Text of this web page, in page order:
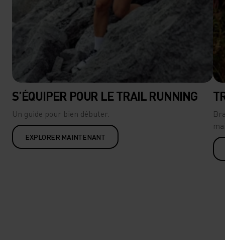
S’ÉQUIPER POUR LE TRAIL RUNNING
Un guide pour bien débuter.
EXPLORER MAINTENANT